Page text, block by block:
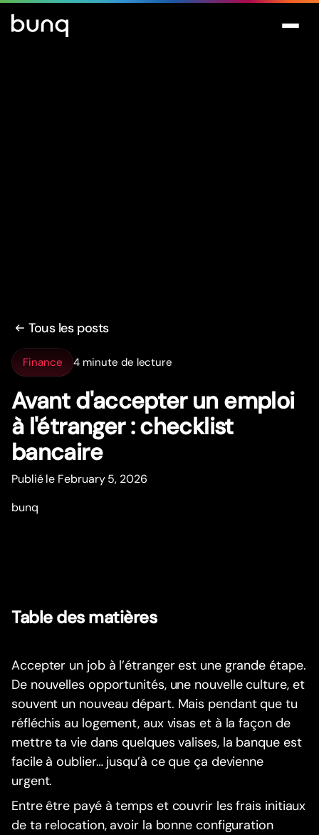
Tous les posts
Finance 4 minute de lecture
Avant d'accepter un emploi
à l'étranger : checklist
bancaire
Publié le February 5, 2026
bunq
Table des matières
Accepter un job à l’étranger est une grande étape.
De nouvelles opportunités, une nouvelle culture, et
souvent un nouveau départ. Mais pendant que tu
réfléchis au logement, aux visas et à la façon de
mettre ta vie dans quelques valises, la banque est
facile à oublier… jusqu’à ce que ça devienne
urgent.
Entre être payé à temps et couvrir les frais initiaux
de ta relocation, avoir la bonne configuration